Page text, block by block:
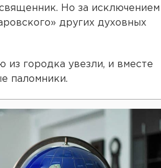
Но за исключением
других духовных
из городка увезли, и вместе
паломники.